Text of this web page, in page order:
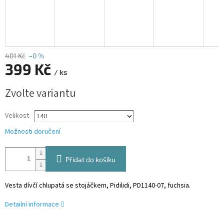
401 Kč –0 %
399 Kč / ks
cena:
Zvolte variantu
Velikost
Možnosti doručení
Přidat do košíku
Vesta dívčí chlupatá se stojáčkem, Pidilidi, PD1140-07, fuchsia.
Detailní informace